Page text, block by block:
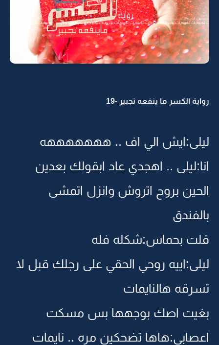
رواية الكسر ما ينفعه تجبير -19
ليلى:ايش الي اف .. هههههههه
انا:ليلى .. اهجدي عاد ابقولك بعدين
الحين بروح اتروش وانزل اتمشى
بالفندق
قلت بحماس:شكله فله
ليلى:اييه روحي الحقي على رجلك قبل لا
تسرقه هالنايمات
بغيت اصك بوجهها بس مسكت
اعصابي:هاها تضحكين مره .. نايمات